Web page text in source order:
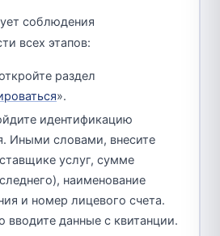
соблюдения
всех этапов:
раздел
».
идентификацию
Иными словами, внесите
услуг, сумме
наименование
и номер лицевого счета.
вводите данные с квитанции.